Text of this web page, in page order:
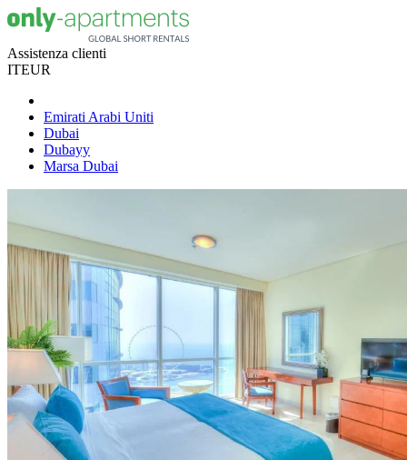
Assistenza clienti
ITEUR
Emirati Arabi Uniti
Dubai
Dubayy
Marsa Dubai